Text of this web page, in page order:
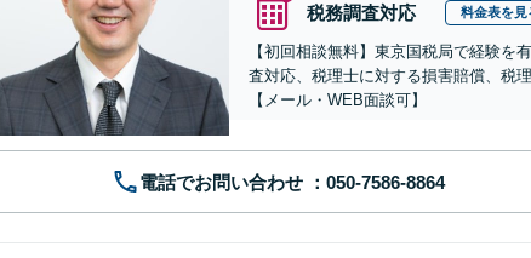
税務調査対応 料金表を見
【初回相談無料】東京国税局で経験
査対応、税理士に対する損害賠償、税
【メール・WEB面談可】
電話でお問い合わせ